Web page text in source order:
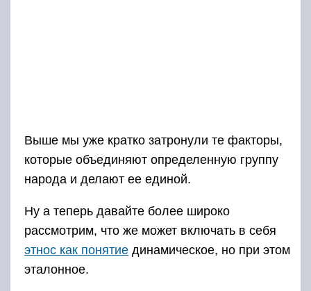
Выше мы уже кратко затронули те факторы,
которые объединяют определенную группу
народа и делают ее единой.
Ну а теперь давайте более широко
рассмотрим, что же может включать в себя
этнос как понятие динамическое, но при этом
эталонное.